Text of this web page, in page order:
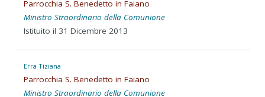
Parrocchia S. Benedetto in Faiano
Ministro Straordinario della Comunione
Istituito il 31 Dicembre 2013
Erra Tiziana
Parrocchia S. Benedetto in Faiano
Ministro Straordinario della Comunione